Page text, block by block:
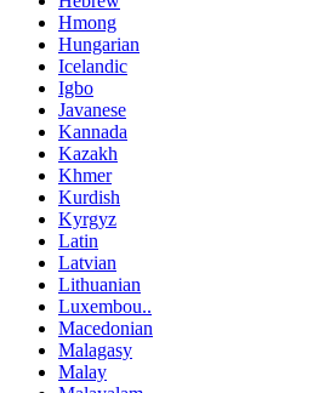
Hmong
Hungarian
Icelandic
Igbo
Javanese
Kannada
Kazakh
Khmer
Kurdish
Kyrgyz
Latin
Latvian
Lithuanian
Luxembou..
Macedonian
Malagasy
Malay